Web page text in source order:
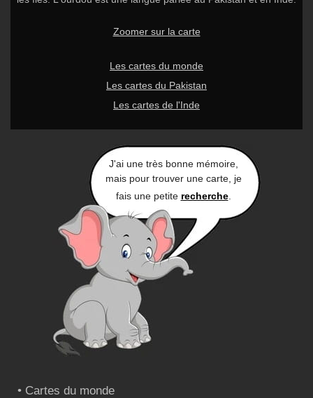
Zoomer sur la carte
Les cartes du monde
Les cartes du Pakistan
Les cartes de l'Inde
J'ai une très bonne mémoire,
mais pour trouver une carte, je
fais une petite recherche.
• Cartes du monde